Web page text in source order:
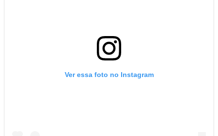
Ver essa foto no Instagram